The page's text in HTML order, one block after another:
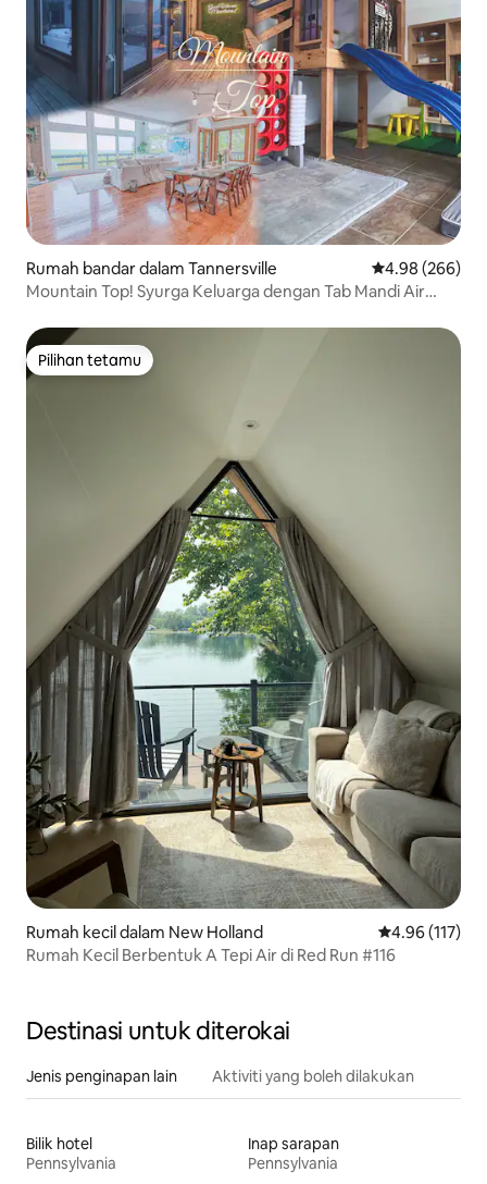
Rumah bandar dalam Tannersville Penarafan
4.98 (266)
Mountain Top! Syurga Keluarga dengan Tab Mandi Air
Pilihan tetamu
Pilihan tetamu
Rumah kecil dalam New Holland Penarafan
4.96 (117)
Rumah Kecil Berbentuk A Tepi Air di Red Run #116
Destinasi untuk diterokai
Jenis penginapan lain Aktiviti yang boleh dilakukan
Bilik hotel
Pennsylvania
Inap sarapan
Pennsylvania